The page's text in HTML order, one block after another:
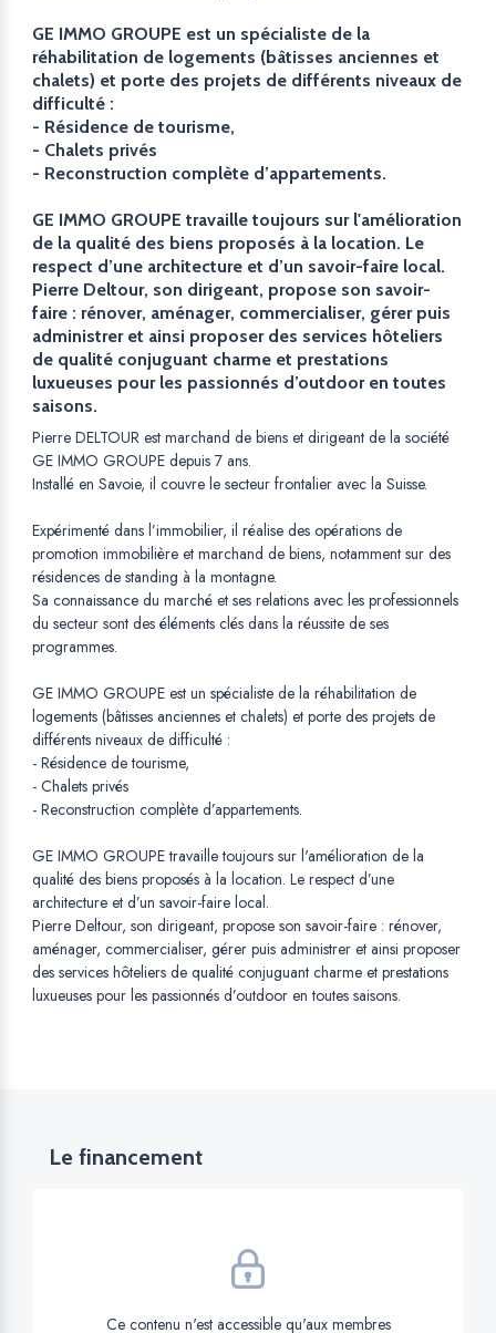
GE IMMO GROUPE est un spécialiste de la
réhabilitation de logements (bâtisses anciennes et
chalets) et porte des projets de différents niveaux de
difficulté :
- Résidence de tourisme,
- Chalets privés
- Reconstruction complète d’appartements.
GE IMMO GROUPE travaille toujours sur l'amélioration
de la qualité des biens proposés à la location. Le
respect d’une architecture et d’un savoir-faire local.
Pierre Deltour, son dirigeant, propose son savoir-
faire : rénover, aménager, commercialiser, gérer puis
administrer et ainsi proposer des services hôteliers
de qualité conjuguant charme et prestations
luxueuses pour les passionnés d’outdoor en toutes
saisons.
Pierre DELTOUR est marchand de biens et dirigeant de la société
GE IMMO GROUPE depuis 7 ans.
Installé en Savoie, il couvre le secteur frontalier avec la Suisse.
Expérimenté dans l’immobilier, il réalise des opérations de
promotion immobilière et marchand de biens, notamment sur des
résidences de standing à la montagne.
Sa connaissance du marché et ses relations avec les professionnels
du secteur sont des éléments clés dans la réussite de ses
programmes.
GE IMMO GROUPE est un spécialiste de la réhabilitation de
logements (bâtisses anciennes et chalets) et porte des projets de
différents niveaux de difficulté :
- Résidence de tourisme,
- Chalets privés
- Reconstruction complète d’appartements.
GE IMMO GROUPE travaille toujours sur l'amélioration de la
qualité des biens proposés à la location. Le respect d’une
architecture et d’un savoir-faire local.
Pierre Deltour, son dirigeant, propose son savoir-faire : rénover,
aménager, commercialiser, gérer puis administrer et ainsi proposer
des services hôteliers de qualité conjuguant charme et prestations
luxueuses pour les passionnés d’outdoor en toutes saisons.
Le financement
Ce contenu n'est accessible qu'aux membres